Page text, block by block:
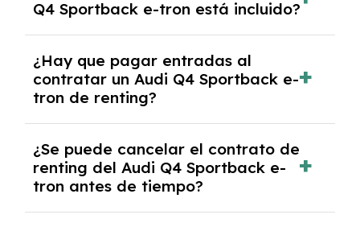
casos, comprarlo a un precio previamente
acordado.
Q4 Sportback e-tron está incluido?
Sportback e-tron con el seguro a todo riesgo
sin franquicia incluido dentro de las cuotas
mensuales.
¿Hay que pagar entradas al
contratar un Audi Q4 Sportback e-
tron de renting?
tendrás que pagar ningún tipo de entrada
salvo en casos que lo exija el proveedor
debido al resultado del estudio de viabilidad
económica.
¿Se puede cancelar el contrato de
renting del Audi Q4 Sportback e-
tron antes de tiempo?